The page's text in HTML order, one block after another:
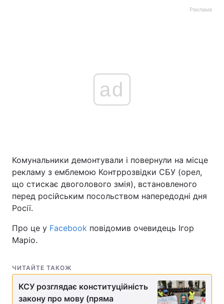
Реклама
ad
Комунальники демонтували і повернули на місце
рекламу з емблемою Контррозвідки СБУ (орел,
що стискає двоголового змія), встановленого
перед російським посольством напередодні дня
Росії.
Про це у Facebook повідомив очевидець Ігор
Маріо.
ЧИТАЙТЕ ТАКОЖ
КСУ розглядає конституційність
закону про мову (пряма